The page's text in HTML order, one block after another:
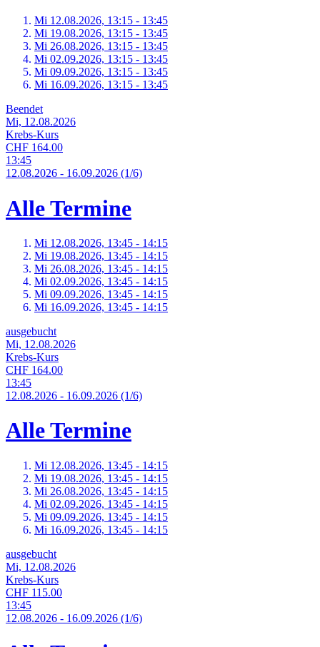
Mi 12.08.2026, 13:15 - 13:45
Mi 19.08.2026, 13:15 - 13:45
Mi 26.08.2026, 13:15 - 13:45
Mi 02.09.2026, 13:15 - 13:45
Mi 09.09.2026, 13:15 - 13:45
Mi 16.09.2026, 13:15 - 13:45
Beendet
Mi, 12.08.2026
Krebs-Kurs
CHF 164.00
13:45
12.08.2026 - 16.09.2026 (1/6)
Alle Termine
Mi 12.08.2026, 13:45 - 14:15
Mi 19.08.2026, 13:45 - 14:15
Mi 26.08.2026, 13:45 - 14:15
Mi 02.09.2026, 13:45 - 14:15
Mi 09.09.2026, 13:45 - 14:15
Mi 16.09.2026, 13:45 - 14:15
ausgebucht
Mi, 12.08.2026
Krebs-Kurs
CHF 164.00
13:45
12.08.2026 - 16.09.2026 (1/6)
Alle Termine
Mi 12.08.2026, 13:45 - 14:15
Mi 19.08.2026, 13:45 - 14:15
Mi 26.08.2026, 13:45 - 14:15
Mi 02.09.2026, 13:45 - 14:15
Mi 09.09.2026, 13:45 - 14:15
Mi 16.09.2026, 13:45 - 14:15
ausgebucht
Mi, 12.08.2026
Krebs-Kurs
CHF 115.00
13:45
12.08.2026 - 16.09.2026 (1/6)